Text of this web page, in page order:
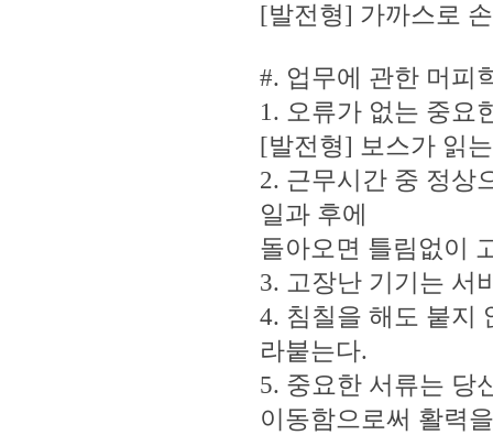
[발전형] 가까스로
#. 업무에 관한 머피
1. 오류가 없는 중요
[발전형] 보스가 읽
2. 근무시간 중 정상
일과 후에
돌아오면 틀림없이
3. 고장난 기기는 서
4. 침칠을 해도 붙지
라붙는다.
5. 중요한 서류는 당
이동함으로써 활력